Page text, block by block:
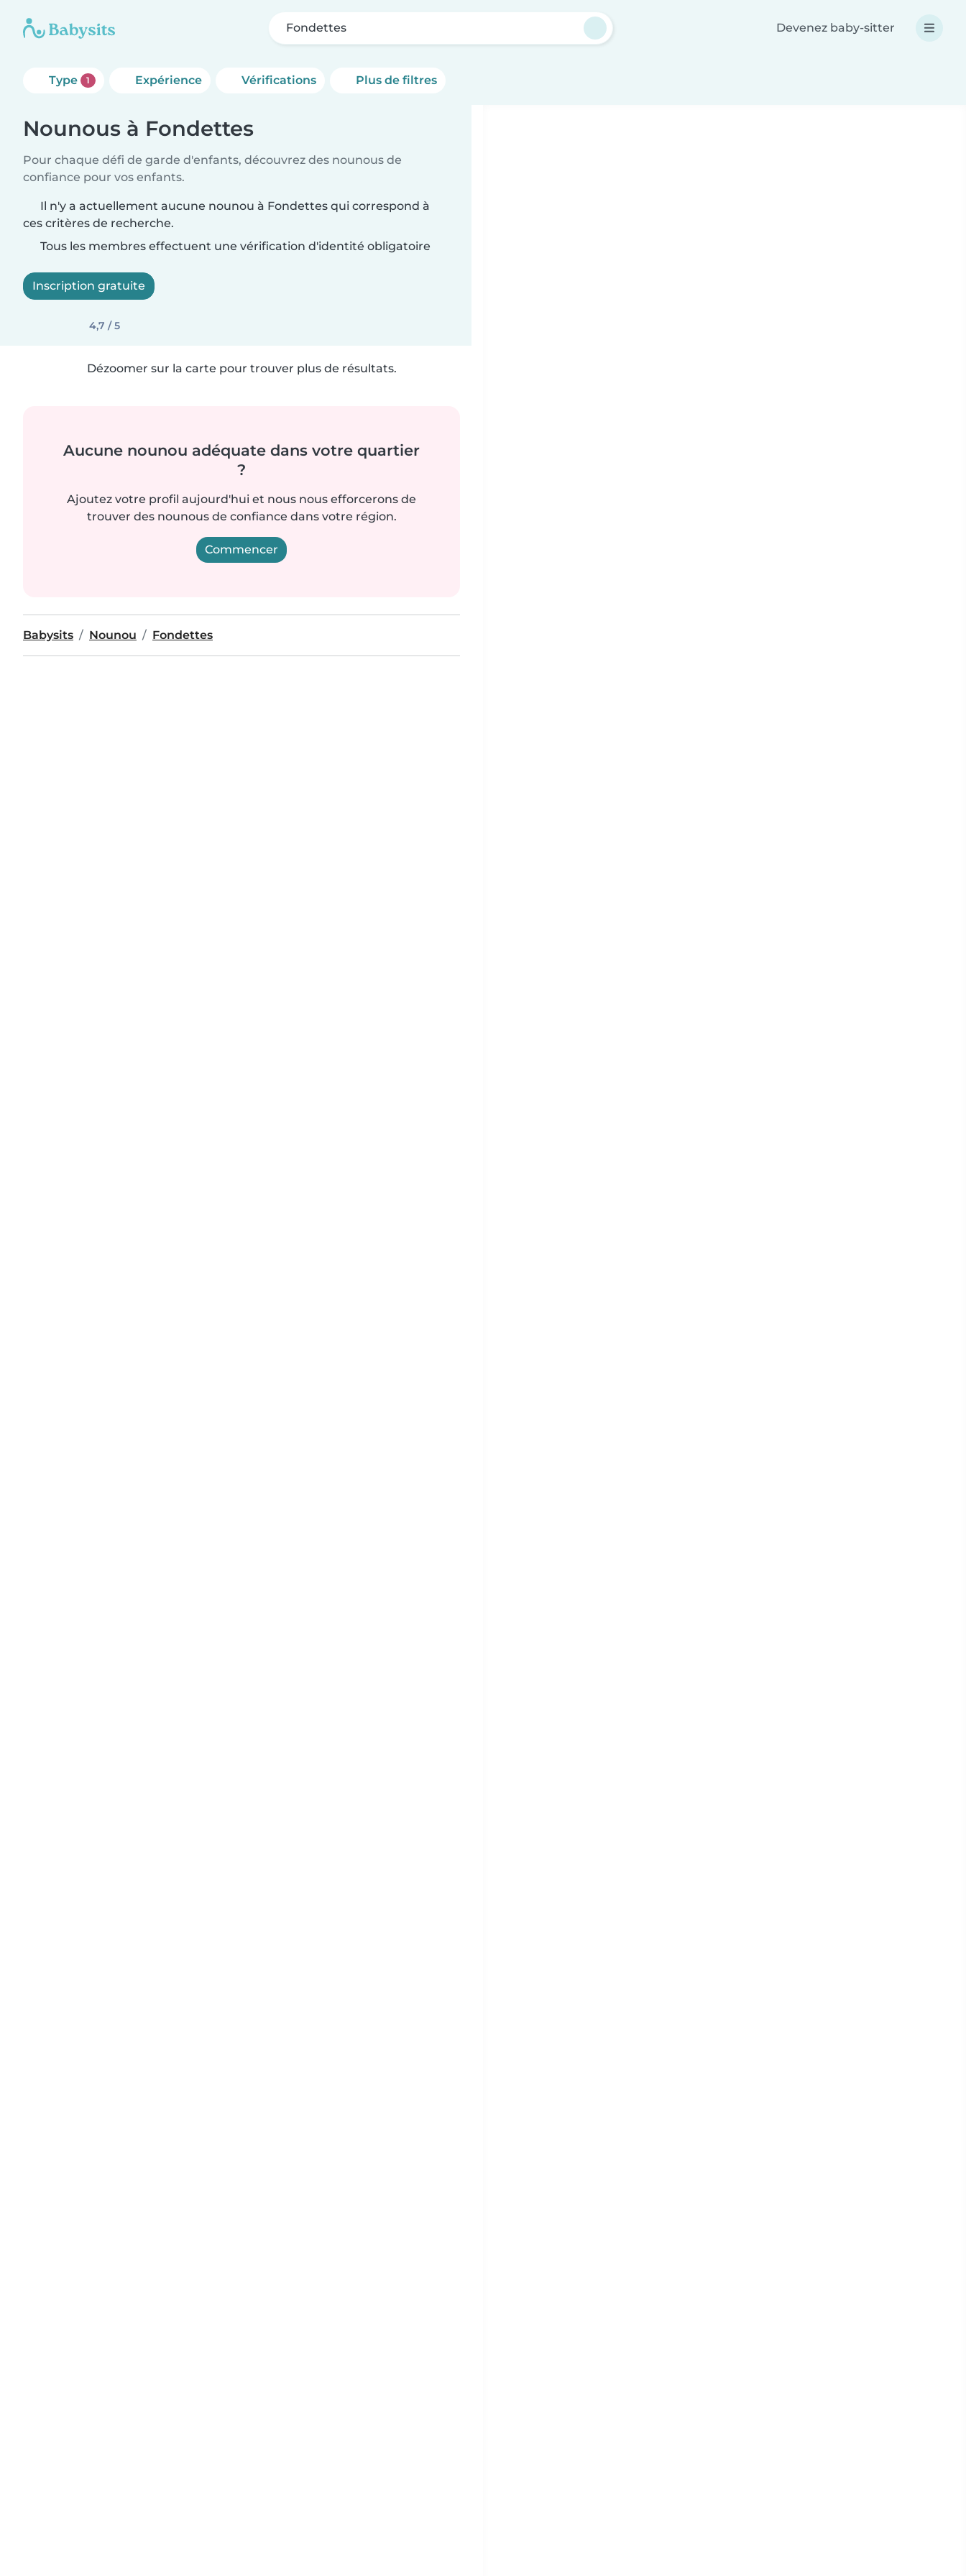
Fondettes Devenez baby-sitter
Type 1 Expérience Vérifications Plus de filtres
Nounous à Fondettes
Pour chaque défi de garde d'enfants, découvrez des nounous de
confiance pour vos enfants.
Il n'y a actuellement aucune nounou à Fondettes qui correspond à
ces critères de recherche.
Tous les membres effectuent une vérification d'identité obligatoire
Inscription gratuite
4,7 / 5
Dézoomer sur la carte pour trouver plus de résultats.
Aucune nounou adéquate dans votre quartier
?
Ajoutez votre profil aujourd'hui et nous nous efforcerons de
trouver des nounous de confiance dans votre région.
Commencer
Babysits Nounou Fondettes